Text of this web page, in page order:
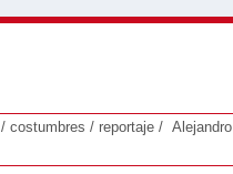
/ costumbres / reportaje / Alejandro